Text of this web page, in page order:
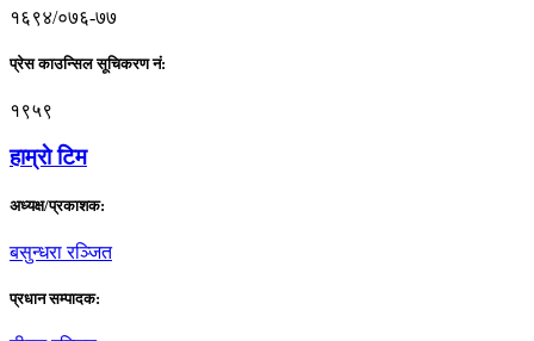
१६९४/०७६-७७
प्रेस काउन्सिल सूचिकरण नं:
१९५९
हाम्राे टिम
अध्यक्ष/प्रकाशक:
बसुन्धरा रञ्जित
प्रधान सम्पादक: